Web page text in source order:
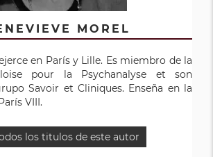
MOREL
en París y Lille. Es miembro de la
pour la Psychanalyse et son
Savoir et Cliniques. Enseña en la
VIII.
los titulos de este autor